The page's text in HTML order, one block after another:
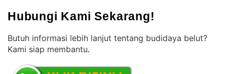
Hubungi Kami Sekarang!
Butuh informasi lebih lanjut tentang budidaya belut?
Kami siap membantu.